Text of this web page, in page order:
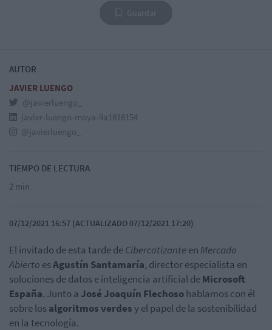
AUTOR
JAVIER LUENGO
@javierluengo_
javier-luengo-moya-9a1818154
@javierluengo_
TIEMPO DE LECTURA
2 min
07/12/2021 16:57 (ACTUALIZADO 07/12/2021 17:20)
El invitado de esta tarde deCibercotizanteen Mercado
Abierto esAgustín Santamaría, director especialista en
soluciones de datos e inteligencia artificial deMicrosoft
España. Junto a José Joaquín Flechosohablamos con él
sobre losalgoritmos verdesy el papel de la sostenibilidad
en la tecnología.